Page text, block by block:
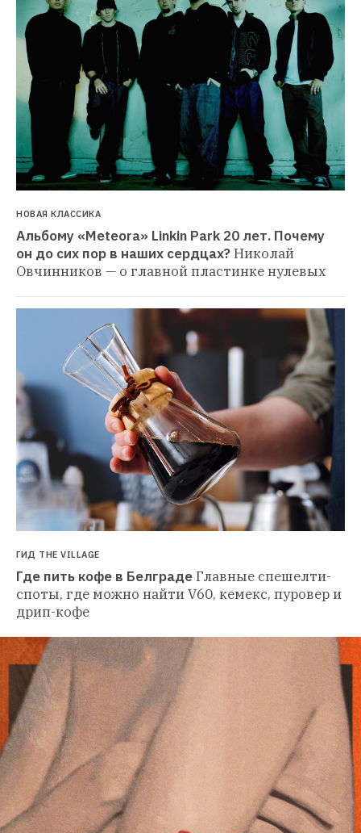
НОВАЯ КЛАССИКА
Альбому «Meteora» Linkin Park 20 лет. Почему
он до сих пор в наших сердцах?Николай
Овчинников — о главной пластинке нулевых
ГИД THE VILLAGE
Где пить кофе в БелградеГлавные спешелти-
споты, где можно найти V60, кемекс, пуровер и
дрип-кофе